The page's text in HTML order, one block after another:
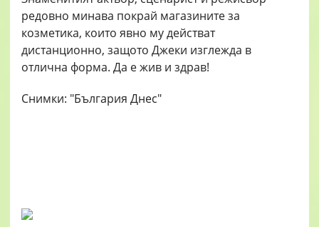
редовно минава покрай магазините за
козметика, които явно му действат
дистанционно, защото Джеки изглежда в
отлична форма. Да е жив и здрав!
Снимки: "България Днес"